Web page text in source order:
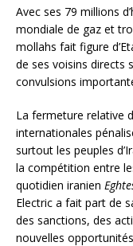
Avec ses 79 millions
mondiale de gaz et
mollahs fait figure
de ses voisins directs
convulsions
La fermeture relative
internationales
surtout les peuples
la compétition entre
quotidien iranien
Electric a fait part de
des sanctions, des
nouvelles